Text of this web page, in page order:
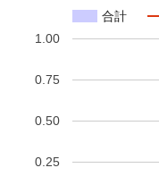
合計
0.25
0.50
0.75
1.00